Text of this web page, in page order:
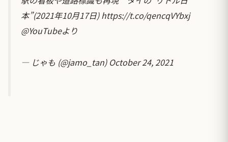
本”(2021年10月17日)https://t.co/qencqVYbxj
@YouTubeより
— じゃも (@jamo_tan) October 24, 2021